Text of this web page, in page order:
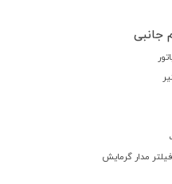
جانبی
مدار گرمایش